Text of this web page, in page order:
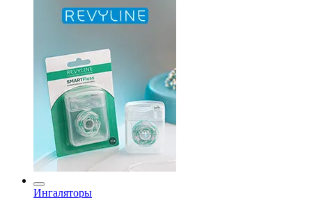
Ингаляторы